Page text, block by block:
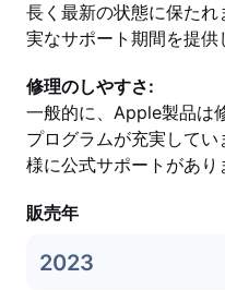
長く最新の状態に保た
実なサポート期間を提供
修理のしやすさ:
一般的に、Apple製品は
プログラムが充実して
様に公式サポートがあり
販売年
2023